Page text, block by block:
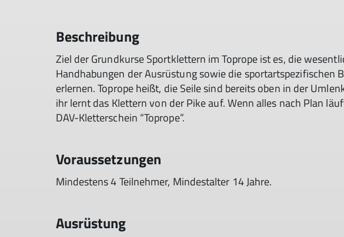
Beschreibung
Ziel der Grundkurse Sportklettern im Toprope ist es, die
Handhabungen der Ausrüstung sowie die sportartspezifischen
erlernen. Toprope heißt, die Seile sind bereits oben in der
ihr lernt das Klettern von der Pike auf. Wenn alles nach Plan
DAV-Kletterschein “Toprope”.
Voraussetzungen
Mindestens 4 Teilnehmer, Mindestalter 14 Jahre.
Ausrüstung